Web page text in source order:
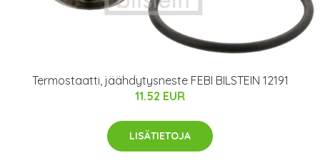
Termostaatti, jäähdytysneste FEBI BILSTEIN 12191
11.52 EUR
LISÄTIETOJA